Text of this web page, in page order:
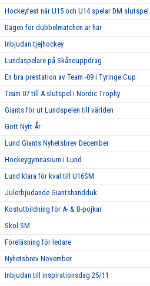
Hockeyfest när U15 och U14 spelar DM slutspel
Dagen för dubbelmatchen är här
Inbjudan tjejhockey
Lundaspelare på Skåneuppdrag
En bra prestation av Team -09 i Tyringe Cup
Team 07 till A-slutspel i Nordic Trophy
Giants för ut Lundspelen till världen
Gott Nytt År
Lund Giants Nyhetsbrev December
Hockeygymnasium i Lund
Lund klara för kval till U16SM
Julerbjudande Giantshandduk
Kostutbildning för A- & B-pojkar
Skol SM
Föreläsning för ledare
Nyhetsbrev November
Inbjudan till inspirationsdag 25/11